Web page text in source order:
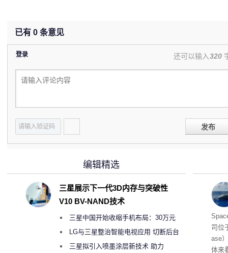
已有 0 条意见
登录 还可以输入320
发布
海
司位
ase
体来
编辑精选
三星展示下一代3D内存与突破性
V10 BV-NAND技术
三星中国开始收缩手机布局：30万元
月销售额不达标门店 将被逐步清退
LG与三星整治智能电视应用 切断后台
偷偷共享带宽的违规行为
三星拟引入喷墨涂层新技术 助力